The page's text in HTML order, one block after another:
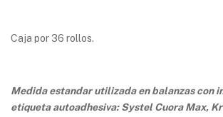
Caja por 36 rollos.
Medida estandar utilizada en balanzas con
etiqueta autoadhesiva: Systel Cuora Max,